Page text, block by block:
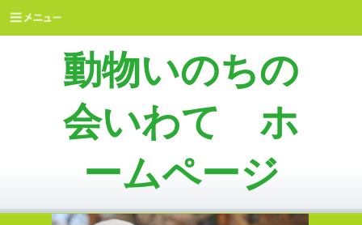
動物いのちの
会いわて ホ
ームページ